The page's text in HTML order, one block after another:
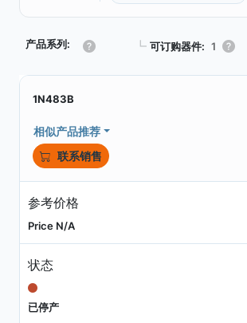
产品系列: ┗ 可订购器件: 1
1N483B
相似产品推荐
联系销售
参考价格
Price N/A
状态
已停产